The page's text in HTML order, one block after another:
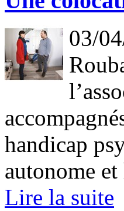
03/
handicap
autonome
Lire la suite